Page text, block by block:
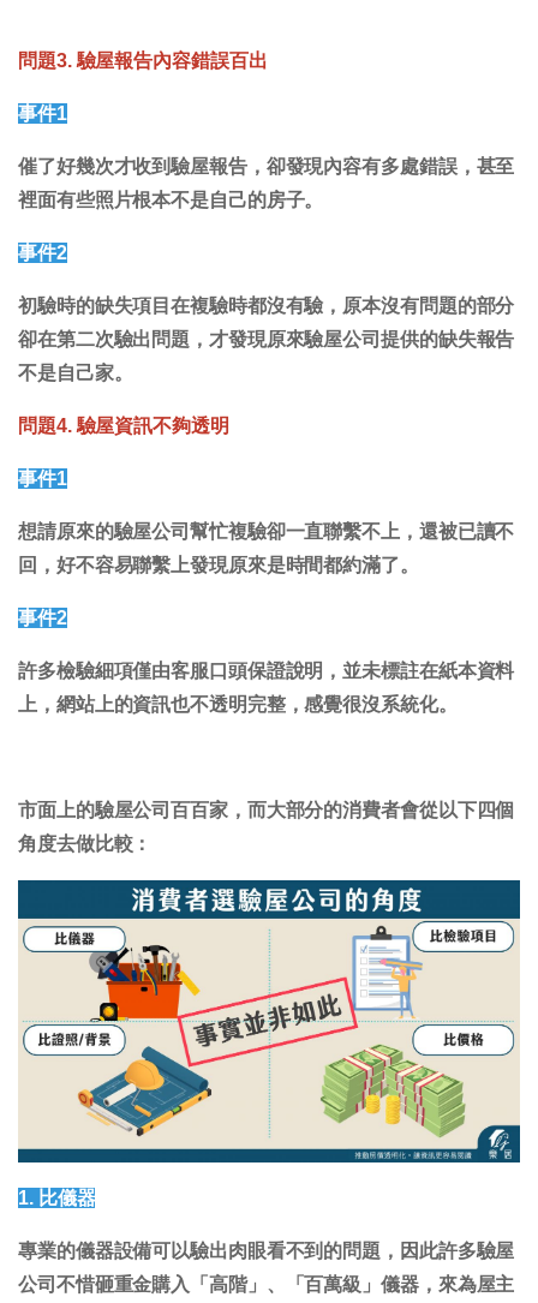
問題3. 驗屋報告內容錯誤百出
事件1
催了好幾次才收到驗屋報告，卻發現內容有多處錯誤，甚至
裡面有些照片根本不是自己的房子。
事件2
初驗時的缺失項目在複驗時都沒有驗，原本沒有問題的部分
卻在第二次驗出問題，才發現原來驗屋公司提供的缺失報告
不是自己家。
問題4. 驗屋資訊不夠透明
事件1
想請原來的驗屋公司幫忙複驗卻一直聯繫不上，還被已讀不
回，好不容易聯繫上發現原來是時間都約滿了。
事件2
許多檢驗細項僅由客服口頭保證說明，並未標註在紙本資料
上，網站上的資訊也不透明完整，感覺很沒系統化。
市面上的驗屋公司百百家，而大部分的消費者會從以下四個
角度去做比較：
1. 比儀器
專業的儀器設備可以驗出肉眼看不到的問題，因此許多驗屋
公司不惜砸重金購入「高階」、「百萬級」儀器，來為屋主